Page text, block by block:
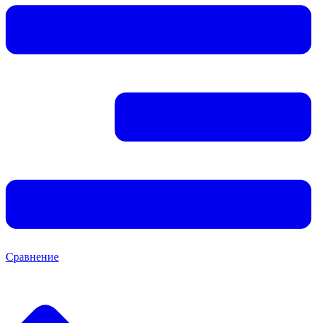
Сравнение